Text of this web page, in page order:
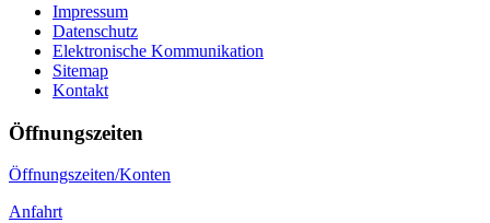
Impressum
Datenschutz
Elektronische Kommunikation
Sitemap
Kontakt
Öffnungszeiten
Öffnungszeiten/Konten
Anfahrt